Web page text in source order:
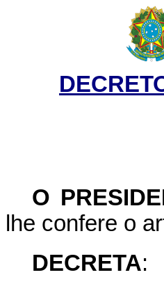
O
lhe confere o
DECRETA: